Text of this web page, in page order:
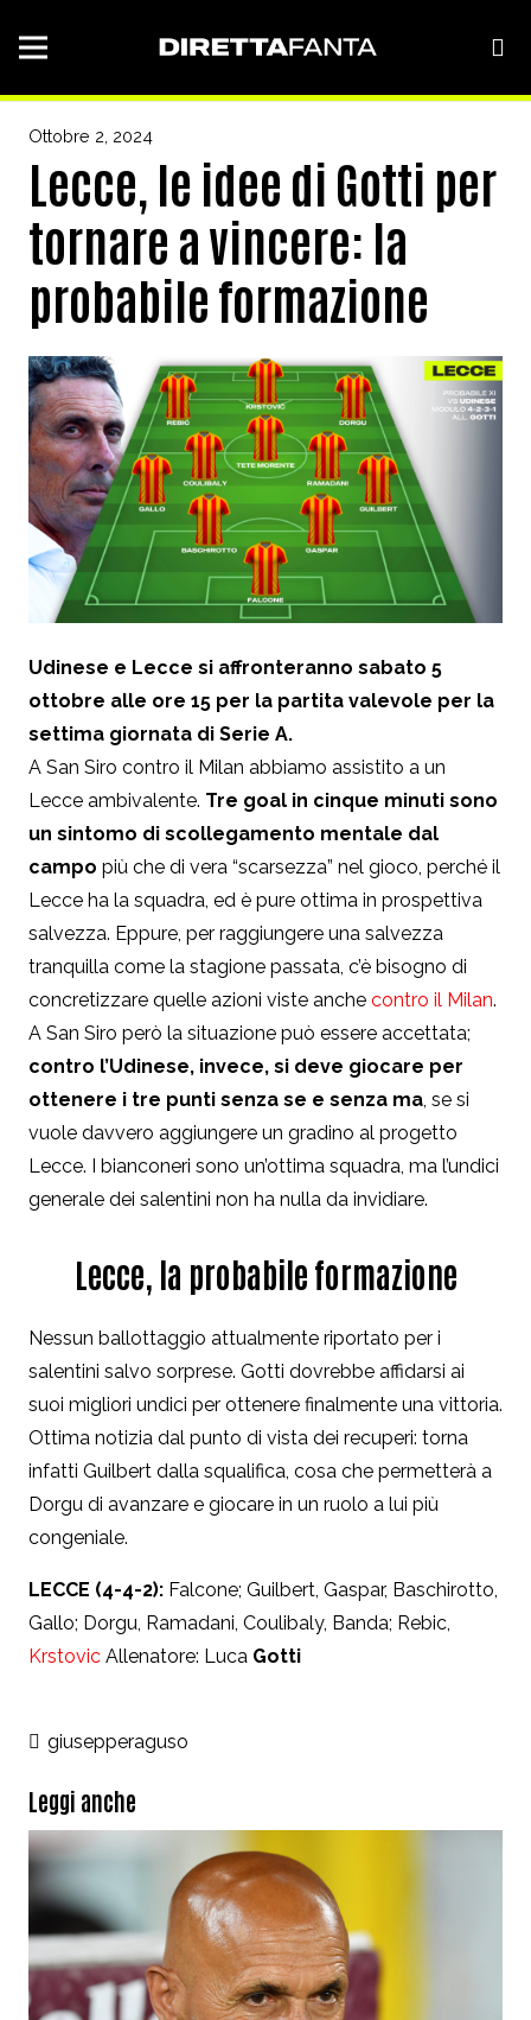
Ottobre 2, 2024
Lecce, le idee di Gotti per
tornare a vincere: la
probabile formazione
Udinese e Lecce si affronteranno sabato 5
ottobre alle ore 15 per la partita valevole per la
settima giornata di Serie A.
A San Siro contro il Milan abbiamo assistito a un
Lecce ambivalente. Tre goal in cinque minuti sono
un sintomo di scollegamento mentale dal
campo più che di vera “scarsezza” nel gioco, perché il
Lecce ha la squadra, ed è pure ottima in prospettiva
salvezza. Eppure, per raggiungere una salvezza
tranquilla come la stagione passata, c’è bisogno di
concretizzare quelle azioni viste anche contro il Milan.
A San Siro però la situazione può essere accettata;
contro l’Udinese, invece, si deve giocare per
ottenere i tre punti senza se e senza ma, se si
vuole davvero aggiungere un gradino al progetto
Lecce. I bianconeri sono un’ottima squadra, ma l’undici
generale dei salentini non ha nulla da invidiare.
Lecce, la probabile formazione
Nessun ballottaggio attualmente riportato per i
salentini salvo sorprese. Gotti dovrebbe affidarsi ai
suoi migliori undici per ottenere finalmente una vittoria.
Ottima notizia dal punto di vista dei recuperi: torna
infatti Guilbert dalla squalifica, cosa che permetterà a
Dorgu di avanzare e giocare in un ruolo a lui più
congeniale.
LECCE (4-4-2): Falcone; Guilbert, Gaspar, Baschirotto,
Gallo; Dorgu, Ramadani, Coulibaly, Banda; Rebic,
Krstovic Allenatore: Luca Gotti
giusepperaguso
Leggi anche